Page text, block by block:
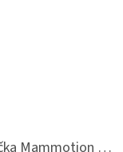
Bezdrátová robotická sekačka Mammotion LUBA mini 2 1500